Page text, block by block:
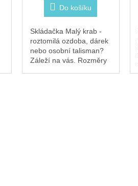
Do košíku
Skládačka Malý krab -
roztomilá ozdoba, dárek
nebo osobní talisman?
Záleží na vás. Rozměry